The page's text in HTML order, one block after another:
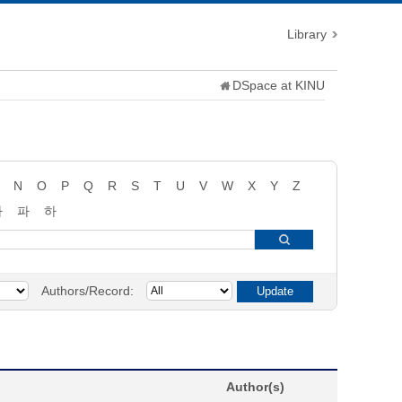
Library
DSpace at KINU
N O P Q R S T U V W X Y
Z
파
하
Authors/Record:
Author(s)